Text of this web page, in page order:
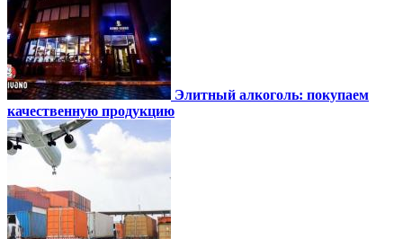
Элитный алкоголь: покупаем
качественную продукцию